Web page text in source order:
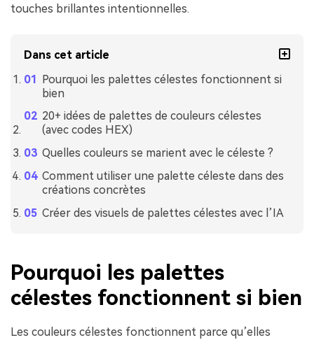
touches brillantes intentionnelles.
Dans cet article
Pourquoi les palettes célestes fonctionnent si
bien
20+ idées de palettes de couleurs célestes
(avec codes HEX)
Quelles couleurs se marient avec le céleste ?
Comment utiliser une palette céleste dans des
créations concrètes
Créer des visuels de palettes célestes avec l’IA
Pourquoi les palettes
célestes fonctionnent si bien
Les couleurs célestes fonctionnent parce qu’elles